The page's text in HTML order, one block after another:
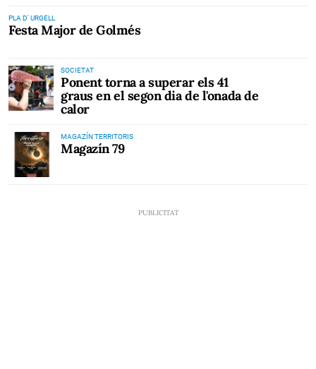
PLA D' URGELL
Festa Major de Golmés
SOCIETAT
Ponent torna a superar els 41
graus en el segon dia de l'onada de
calor
MAGAZÍN TERRITORIS
Magazín 79